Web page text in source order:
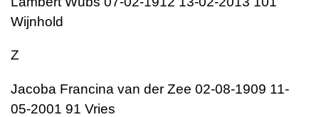
Wijnhold
Z
Jacoba Francina van der Zee 02-08-1909 11-
05-2001 91 Vries